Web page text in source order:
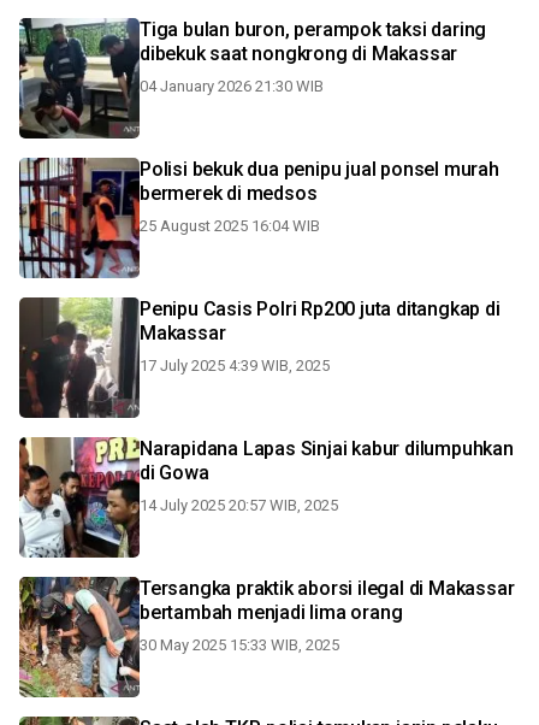
Tiga bulan buron, perampok taksi daring
dibekuk saat nongkrong di Makassar
04 January 2026 21:30 WIB
Polisi bekuk dua penipu jual ponsel murah
bermerek di medsos
25 August 2025 16:04 WIB
Penipu Casis Polri Rp200 juta ditangkap di
Makassar
17 July 2025 4:39 WIB, 2025
Narapidana Lapas Sinjai kabur dilumpuhkan
di Gowa
14 July 2025 20:57 WIB, 2025
Tersangka praktik aborsi ilegal di Makassar
bertambah menjadi lima orang
30 May 2025 15:33 WIB, 2025